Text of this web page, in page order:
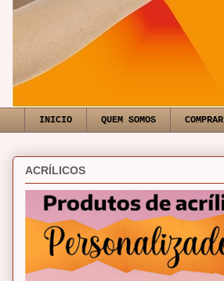
INICIO QUEM SOMOS COMPRAR
ACRÍLICOS